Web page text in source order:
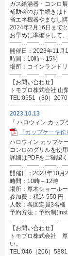
ガス給湯器・コンロ
補助金のお手続きは
省エネ機器やまなし
2024年2月16日までと
お早めに準備をして
開催日：2023年11月
時間：10時～15時
場所：コインランド
【お問い合わせ】
トモプロ株式会社 山
TEL:0551（30）2070
2023.10.13
『 ハロウィン カッ
『カップケーキ
ハロウィン カップケ
コンロのグリルを使
詳細はPDFをご確認く
開催日：2023年10月
時間：10時～12時
場所：厚木ショール
参加費：税込 550 円
人数：各回定員3名様
予約方法：予約制
【お問い合わせ】
トモプロ株式会社
い。
TEL:046（206）5881